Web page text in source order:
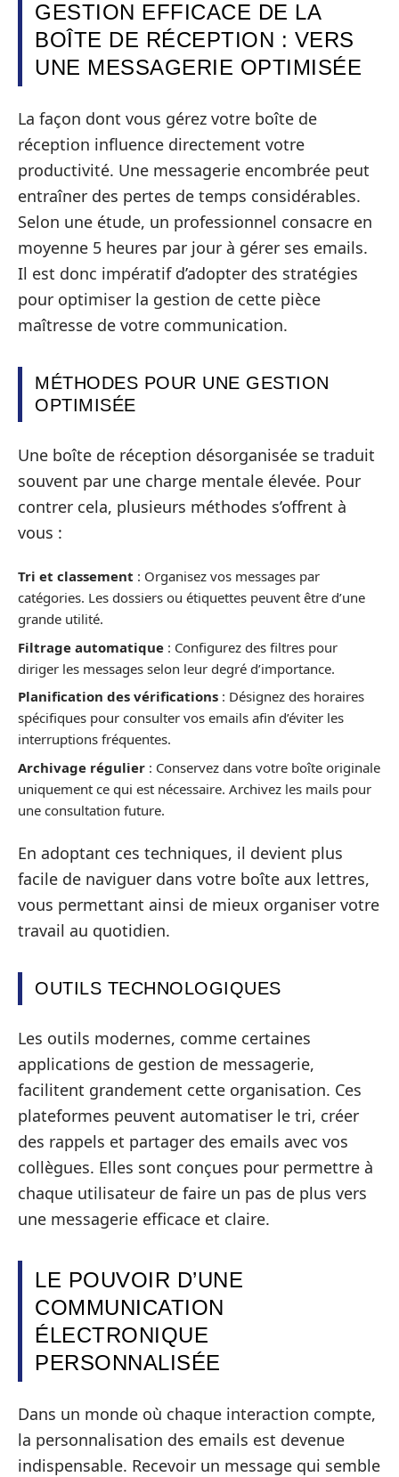
GESTION EFFICACE DE LA
BOÎTE DE RÉCEPTION : VERS
UNE MESSAGERIE OPTIMISÉE
La façon dont vous gérez votre boîte de
réception influence directement votre
productivité. Une messagerie encombrée peut
entraîner des pertes de temps considérables.
Selon une étude, un professionnel consacre en
moyenne 5 heures par jour à gérer ses emails.
Il est donc impératif d’adopter des stratégies
pour optimiser la gestion de cette pièce
maîtresse de votre communication.
MÉTHODES POUR UNE GESTION
OPTIMISÉE
Une boîte de réception désorganisée se traduit
souvent par une charge mentale élevée. Pour
contrer cela, plusieurs méthodes s’offrent à
vous :
Tri et classement : Organisez vos messages par
catégories. Les dossiers ou étiquettes peuvent être d’une
grande utilité.
Filtrage automatique : Configurez des filtres pour
diriger les messages selon leur degré d’importance.
Planification des vérifications : Désignez des horaires
spécifiques pour consulter vos emails afin d’éviter les
interruptions fréquentes.
Archivage régulier : Conservez dans votre boîte originale
uniquement ce qui est nécessaire. Archivez les mails pour
une consultation future.
En adoptant ces techniques, il devient plus
facile de naviguer dans votre boîte aux lettres,
vous permettant ainsi de mieux organiser votre
travail au quotidien.
OUTILS TECHNOLOGIQUES
Les outils modernes, comme certaines
applications de gestion de messagerie,
facilitent grandement cette organisation. Ces
plateformes peuvent automatiser le tri, créer
des rappels et partager des emails avec vos
collègues. Elles sont conçues pour permettre à
chaque utilisateur de faire un pas de plus vers
une messagerie efficace et claire.
LE POUVOIR D’UNE
COMMUNICATION
ÉLECTRONIQUE
PERSONNALISÉE
Dans un monde où chaque interaction compte,
la personnalisation des emails est devenue
indispensable. Recevoir un message qui semble